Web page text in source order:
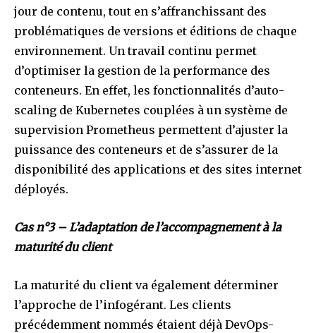
jour de contenu, tout en s’affranchissant des
problématiques de versions et éditions de chaque
environnement. Un travail continu permet
d’optimiser la gestion de la performance des
conteneurs. En effet, les fonctionnalités d’auto-
scaling de Kubernetes couplées à un système de
supervision Prometheus permettent d’ajuster la
puissance des conteneurs et de s’assurer de la
disponibilité des applications et des sites internet
déployés.
Cas n°3 – L’adaptation de l’accompagnement à la
maturité du client
La maturité du client va également déterminer
l’approche de l’infogérant. Les clients
précédemment nommés étaient déjà DevOps-